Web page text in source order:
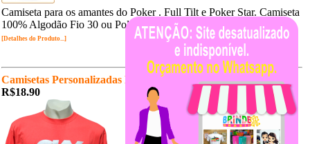
Camiseta para os amantes do Poker . Full Tilt e Poker Star. Camiseta
100% Algodão Fio 30 ou Poliviscose.
[Detalhes do Produto...]
Camisetas Personalizadas R$18,90un.
R$18.90